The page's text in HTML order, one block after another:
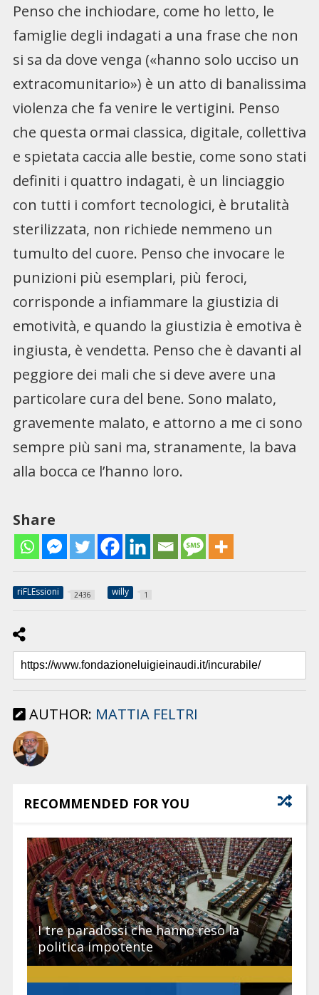
Penso che inchiodare, come ho letto, le
famiglie degli indagati a una frase che non
si sa da dove venga («hanno solo ucciso un
extracomunitario») è un atto di banalissima
violenza che fa venire le vertigini. Penso
che questa ormai classica, digitale, collettiva
e spietata caccia alle bestie, come sono stati
definiti i quattro indagati, è un linciaggio
con tutti i comfort tecnologici, è brutalità
sterilizzata, non richiede nemmeno un
tumulto del cuore. Penso che invocare le
punizioni più esemplari, più feroci,
corrisponde a infiammare la giustizia di
emotività, e quando la giustizia è emotiva è
ingiusta, è vendetta. Penso che è davanti al
peggiore dei mali che si deve avere una
particolare cura del bene. Sono malato,
gravemente malato, e attorno a me ci sono
sempre più sani ma, stranamente, la bava
alla bocca ce l’hanno loro.
Share
riFLEssioni 2436 willy 1
AUTHOR: MATTIA FELTRI
RECOMMENDED FOR YOU
I tre paradossi che hanno reso la
politica impotente